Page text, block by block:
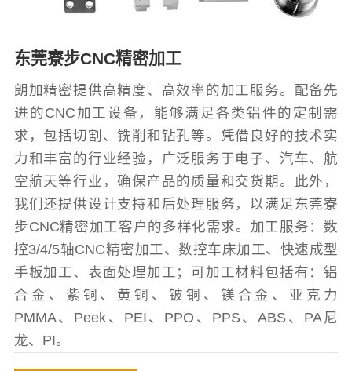
东莞寮步CNC精密加工
朗加精密提供高精度、高效率的加工服务。配备先
进的CNC加工设备，能够满足各类铝件的定制需
求，包括切割、铣削和钻孔等。凭借良好的技术实
力和丰富的行业经验，广泛服务于电子、汽车、航
空航天等行业，确保产品的质量和交货期。此外，
我们还提供设计支持和后处理服务，以满足东莞寮
步CNC精密加工客户的多样化需求。加工服务：数
控3/4/5轴CNC精密加工、数控车床加工、快速成型
手板加工、表面处理加工；可加工材料包括有：铝
合金、紫铜、黄铜、铍铜、镁合金、亚克力
PMMA、Peek、PEI、PPO、PPS、ABS、PA尼
龙、PI。